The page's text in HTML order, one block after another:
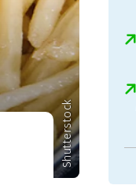
Shutterstock